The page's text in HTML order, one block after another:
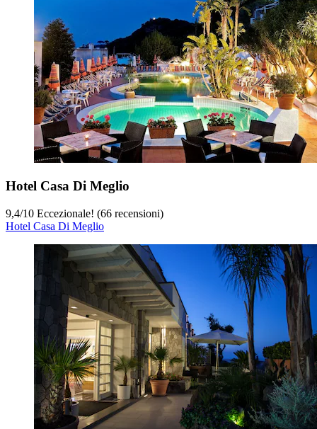
Hotel Casa Di Meglio
9,4/10 Eccezionale! (66 recensioni)
Hotel Casa Di Meglio